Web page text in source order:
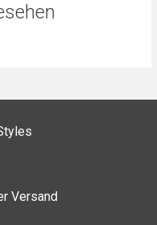
Versand